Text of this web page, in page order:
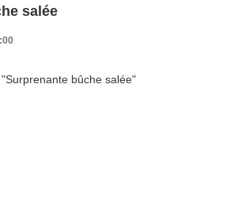
salée